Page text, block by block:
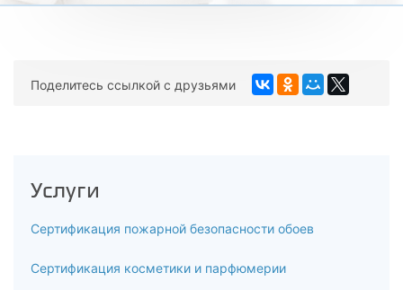
Услуги
Сертификация пожарной безопасности обоев
Сертификация косметики и парфюмерии
Поделитесь ссылкой с друзьями